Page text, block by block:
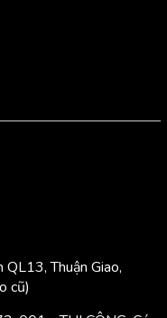
Thuận Giao,
cũ)